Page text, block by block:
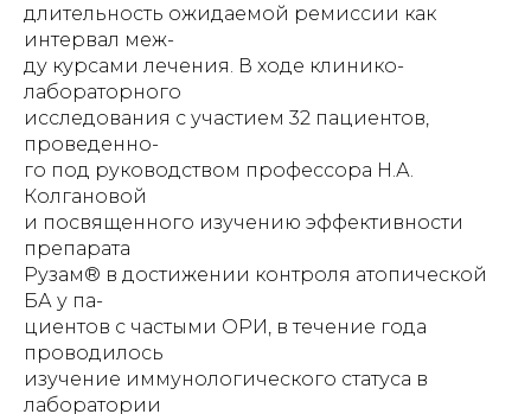
длительность ожидаемой ремиссии как
интервал меж-
ду курсами лечения. В ходе клинико-
лабораторного
исследования с участием 32 пациентов,
проведенно-
го под руководством профессора Н.А.
Колгановой
и посвященного изучению эффективности
препарата
Рузам® в достижении контроля атопической
БА у па-
циентов с частыми ОРИ, в течение года
проводилось
изучение иммунологического статуса в
лаборатории